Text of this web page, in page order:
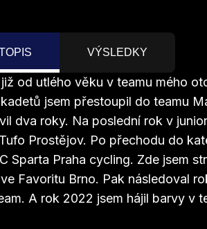
VÝSLEDKY
od utlého věku v teamu mého
jsem přestoupil do teamu
dva roky. Na poslední rok v
Prostějov. Po přechodu do
Sparta Praha cycling. Zde jsem
Favoritu Brno. Pak následoval
A rok 2022 jsem hájil barvy v